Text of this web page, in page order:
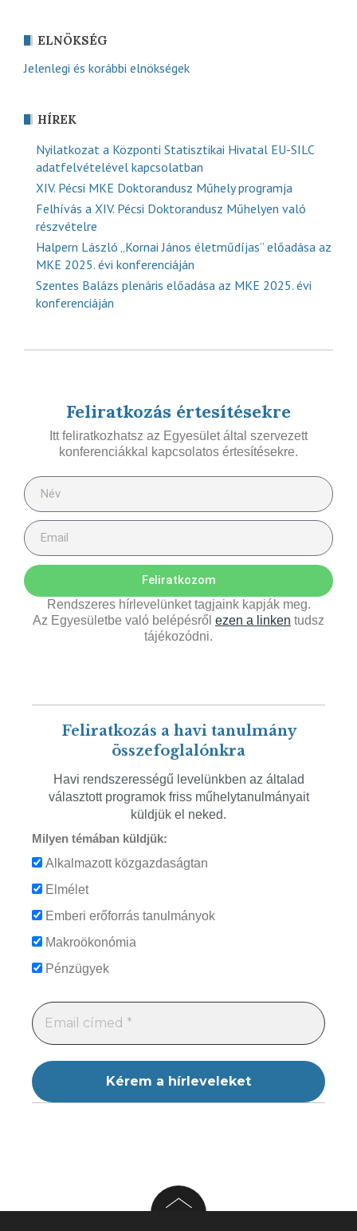
ELNÖKSÉG
Jelenlegi és korábbi elnökségek
HÍREK
Nyilatkozat a Központi Statisztikai Hivatal EU-SILC
adatfelvételével kapcsolatban
XIV. Pécsi MKE Doktorandusz Műhely programja
Felhívás a XIV. Pécsi Doktorandusz Műhelyen való
részvételre
Halpern László „Kornai János életműdíjas” előadása az
MKE 2025. évi konferenciáján
Szentes Balázs plenáris előadása az MKE 2025. évi
konferenciáján
Feliratkozás értesítésekre
Itt feliratkozhatsz az Egyesület által szervezett
konferenciákkal kapcsolatos értesítésekre.
Feliratkozom
Rendszeres hírlevelünket tagjaink kapják meg.
Az Egyesületbe való belépésről ezen a linken tudsz
tájékozódni.
Feliratkozás a havi tanulmány
összefoglalónkra
Havi rendszerességű levelünkben az általad
választott programok friss műhelytanulmányait
küldjük el neked.
Milyen témában küldjük:
Alkalmazott közgazdaságtan
Elmélet
Emberi erőforrás tanulmányok
Makroökonómia
Pénzügyek